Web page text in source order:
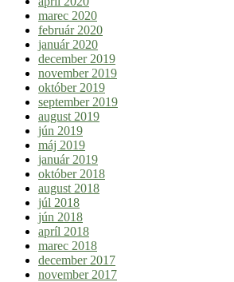
marec 2020
február 2020
január 2020
december 2019
november 2019
október 2019
september 2019
august 2019
jún 2019
máj 2019
január 2019
október 2018
august 2018
júl 2018
jún 2018
apríl 2018
marec 2018
december 2017
november 2017